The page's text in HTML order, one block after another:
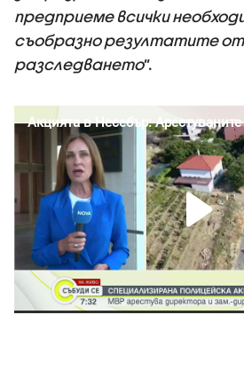
предприеме всички
съобразно резултатите от
разследването”.